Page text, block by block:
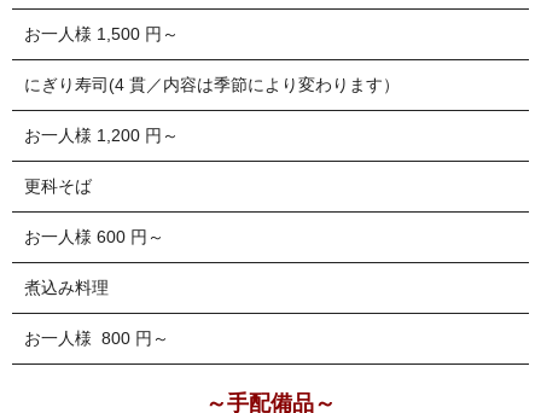
お一人様 1,500 円～
にぎり寿司(4 貫／内容は季節により変わります）
お一人様 1,200 円～
更科そば
お一人様 600 円～
煮込み料理
お一人様 800 円～
～手配備品～